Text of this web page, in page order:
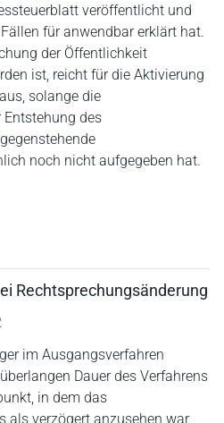
veröffentlicht und
für anwendbar erklärt hat.
der Öffentlichkeit
ist, reicht für die Aktivierung
solange die
des
noch nicht aufgegeben hat.
Rechtsprechungsänderung
im Ausgangsverfahren
Dauer des Verfahrens
in dem das
als verzögert anzusehen war,